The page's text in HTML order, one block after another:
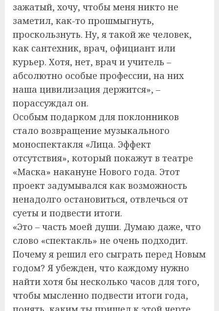
зажатый, хочу, чтобы меня никто не
заметил, как-то прошмыгнуть,
проскользнуть. Ну, я такой же человек,
как сантехник, врач, официант или
курьер. Хотя, нет, врач и учитель –
абсолютно особые профессии, на них
наша цивилизация держится», –
порассуждал он.
Особым подарком для поклонников
стало возвращение музыкального
моноспектакля «Лица. Эффект
отсутствия», который покажут в театре
«Маска» накануне Нового года. Этот
проект задумывался как возможность
ненадолго остановиться, отвлечься от
суеты и подвести итоги.
«Это – часть моей души. Думаю даже, что
слово «спектакль» не очень подходит.
Почему я решил его сыграть перед Новым
годом? Я убежден, что каждому нужно
найти хотя бы несколько часов для того,
чтобы мысленно подвести итоги года,